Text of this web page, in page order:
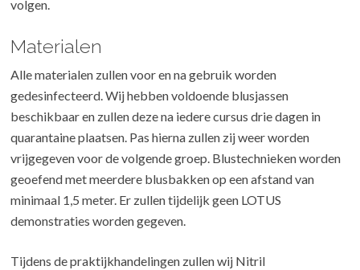
volgen.
Materialen
Alle materialen zullen voor en na gebruik worden
gedesinfecteerd. Wij hebben voldoende blusjassen
beschikbaar en zullen deze na iedere cursus drie dagen in
quarantaine plaatsen. Pas hierna zullen zij weer worden
vrijgegeven voor de volgende groep. Blustechnieken worden
geoefend met meerdere blusbakken op een afstand van
minimaal 1,5 meter. Er zullen tijdelijk geen LOTUS
demonstraties worden gegeven.
Tijdens de praktijkhandelingen zullen wij Nitril